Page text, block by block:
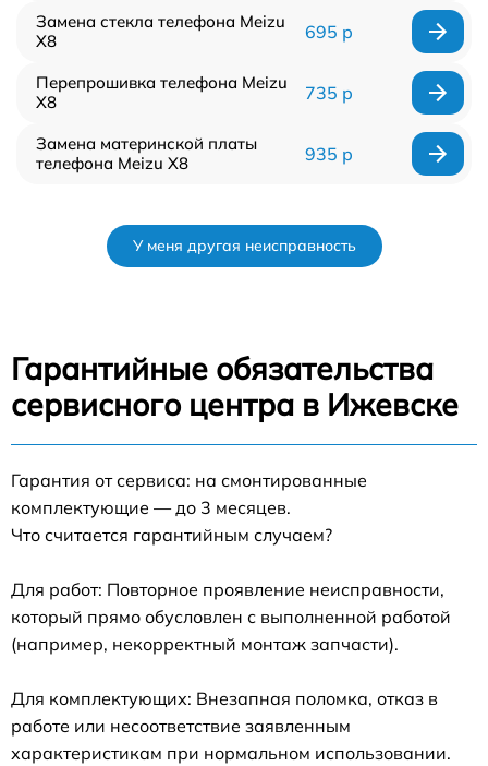
Замена стекла телефона Meizu
X8
695 р
Перепрошивка телефона Meizu
X8
735 р
Замена материнской платы
телефона Meizu X8
935 р
У меня другая неисправность
Гарантийные обязательства
сервисного центра в Ижевске
Гарантия от сервиса: на смонтированные
комплектующие — до 3 месяцев.
Что считается гарантийным случаем?
Для работ: Повторное проявление неисправности,
который прямо обусловлен с выполненной работой
(например, некорректный монтаж запчасти).
Для комплектующих: Внезапная поломка, отказ в
работе или несоответствие заявленным
характеристикам при нормальном использовании.